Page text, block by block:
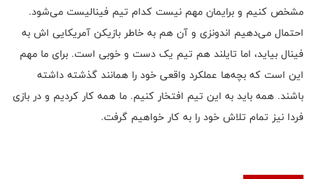
مشخص کنیم و برایمان مهم نیست کدام تیم فینالیست می‌شود.
احتمال می‌دهیم اندونزی و آن هم به خاطر بازیکن آمریکایی اش به
فینال بیاید، اما تایلند هم تیم یک دست و خوبی است. برای ما مهم
این است که بچه‌ها عملکرد واقعی خود را همانند گذشته داشته
باشند. همه باید به این تیم افتخار کنیم. ما همه کار کردیم و در بازی
فردا نیز تمام تلاش خود را به کار خواهیم گرفت.